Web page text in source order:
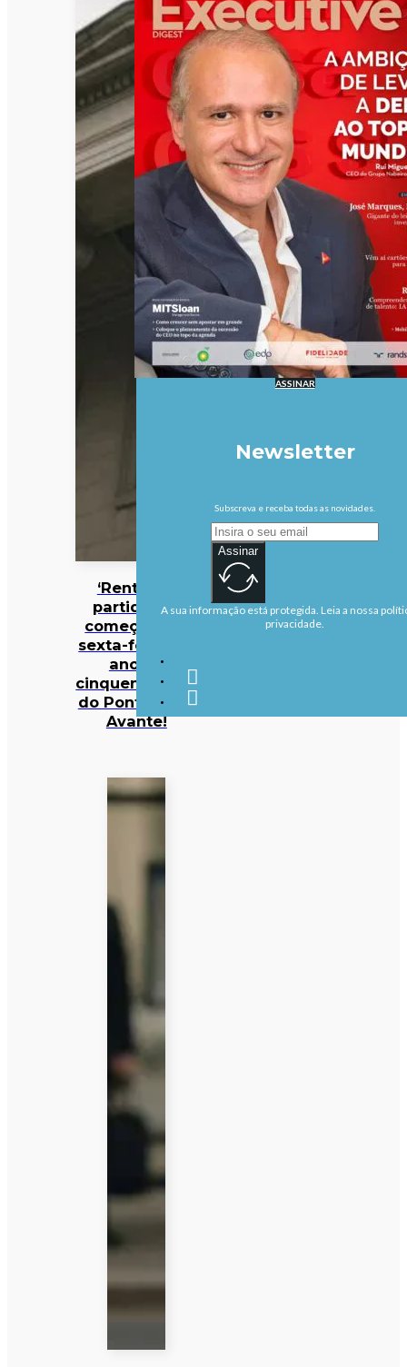
‘Rentrées’
partidárias
começam na
sexta-feira em
ano de
cinquentenário
do Pontal e do
Avante!
ASSINAR
Newsletter
Subscreva e receba todas as novidades.
Assinar
A sua informação está protegida. Leia a nossa
privacidade.